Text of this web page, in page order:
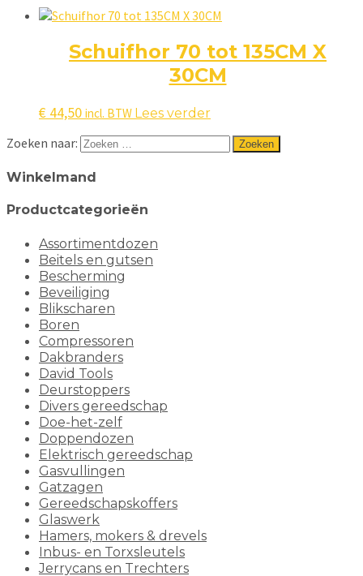
Schuifhor 70 tot 135CM X
30CM
€ 44,50 incl. BTW Lees verder
Zoeken naar:
Winkelmand
Productcategorieën
Assortimentdozen
Beitels en gutsen
Bescherming
Beveiliging
Blikscharen
Boren
Compressoren
Dakbranders
David Tools
Deurstoppers
Divers gereedschap
Doe-het-zelf
Doppendozen
Elektrisch gereedschap
Gasvullingen
Gatzagen
Gereedschapskoffers
Glaswerk
Hamers, mokers & drevels
Inbus- en Torxsleutels
Jerrycans en Trechters